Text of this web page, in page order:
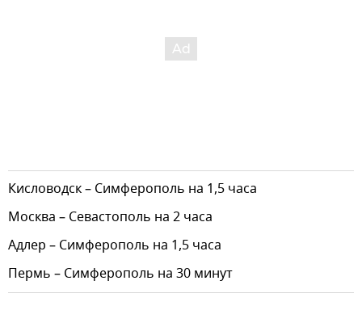
Кисловодск – Симферополь на 1,5 часа
Москва – Севастополь на 2 часа
Адлер – Симферополь на 1,5 часа
Пермь – Симферополь на 30 минут